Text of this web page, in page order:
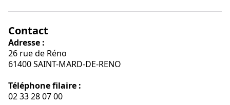
Contact
Adresse :
26 rue de Réno
61400 SAINT-MARD-DE-RENO
Téléphone filaire :
02 33 28 07 00